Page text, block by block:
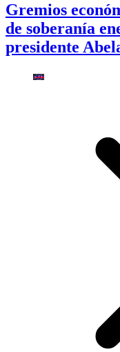
Gremios
de soberanía
presidente